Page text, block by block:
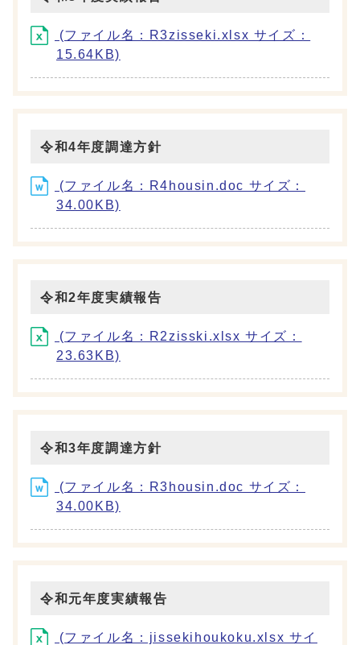
(ファイル名：R3zisseki.xlsx サイズ：
15.64KB)
令和4年度調達方針
(ファイル名：R4housin.doc サイズ：
34.00KB)
令和2年度実績報告
(ファイル名：R2zisski.xlsx サイズ：
23.63KB)
令和3年度調達方針
(ファイル名：R3housin.doc サイズ：
34.00KB)
令和元年度実績報告
(ファイル名：jissekihoukoku.xlsx サイ